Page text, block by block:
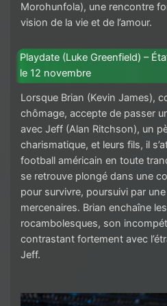
Morohunfola), une rencontre
vision de la vie et de l’amour.
Playdate (Luke Greenfield) –
le 12 novembre
Lorsque Brian (Kevin James),
chômage, accepte de passer
avec Jeff (Alan Ritchson), un
charismatique, et leurs fils, il
football américain en toute
se retrouve plongé dans une
pour survivre, poursuivi par
mercenaires. Brian enchaîne
rocambolesques, son
contrastant fortement avec
Jeff.